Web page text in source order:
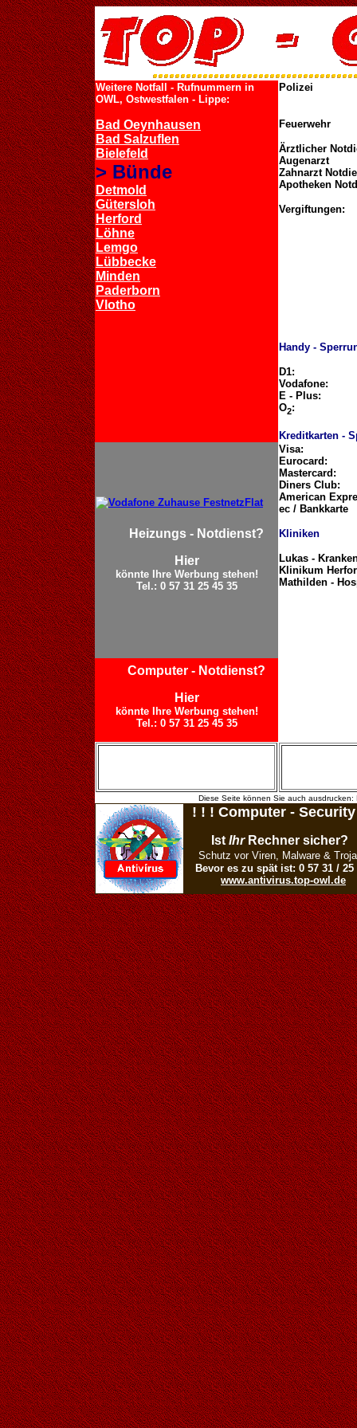
Weitere Notfall - Rufnummern in
OWL, Ostwestfalen - Lippe:
Bad Oeynhausen
Bad Salzuflen
Bielefeld
> Bünde
Detmold
Gütersloh
Herford
Löhne
Lemgo
Lübbecke
Minden
Paderborn
Vlotho
Polizei
Feuerwehr
Ärztlicher
Augenarzt
Zahnarzt
Apotheken
Vergiftungen:
Handy -
D1:
Vodafone:
E - Plus:
O2:
Kreditkarten -
Heizungs - Notdienst?
Hier
könnte Ihre Werbung stehen!
Tel.: 0 57 31 25 45 35
Visa:
Eurocard:
Mastercard:
Diners Club:
American
ec / Bankkarte
Kliniken
Lukas -
Klinikum
Mathilden -
Computer - Notdienst?
Hier
könnte Ihre Werbung stehen!
Tel.: 0 57 31 25 45 35
Diese Seite können Sie auch
! ! ! Computer -
Ist IhrRechner sicher?
Schutz vor Viren, Malware &
Bevor es zu spät ist: 0 57 31 / 25
www.antivirus.top-owl.de